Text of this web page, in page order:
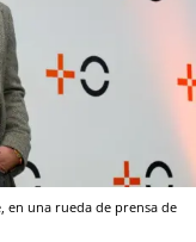
en una rueda de prensa de